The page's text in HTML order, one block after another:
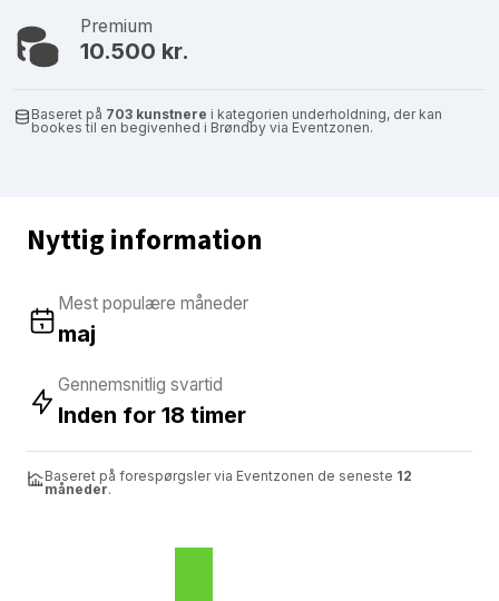
Premium
10.500 kr.
Baseret på 703 kunstnere i kategorien underholdning, der kan
bookes til en begivenhed i Brøndby via Eventzonen.
Nyttig information
Mest populære måneder
maj
Gennemsnitlig svartid
Inden for 18 timer
Baseret på forespørgsler via Eventzonen de seneste 12
måneder.